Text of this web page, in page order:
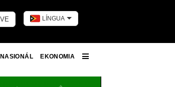
LÍNGUA
EKONOMIA